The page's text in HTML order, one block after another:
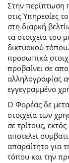
Στην περίπτωση
στις Υπηρεσίες
στη διαρκή
τα στοιχεία του
δικτυακού
προσωπικά
προβαίνει σε
αλληλογραφίας
εγγεγραμμένο
Ο Φορέας δε
στοιχεία των
σε τρίτους,
αποτελεί
απαραίτητο για
τόπου και την